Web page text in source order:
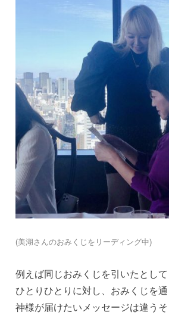
(美湖さんのおみくじをリーディング中)
例えば同じおみくじを引いたとして
ひとりひとりに対し、おみくじを通
神様が届けたいメッセージは違うそ